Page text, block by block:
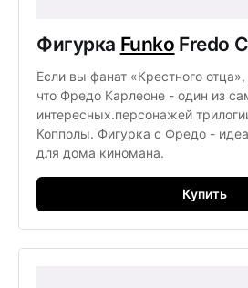
Фигурка Funko Fredo
Если вы фанат «Крестного отца»,
что Фредо Карлеоне - один из
интересных.персонажей
Копполы. Фигурка с Фредо -
для дома киномана.
Купить